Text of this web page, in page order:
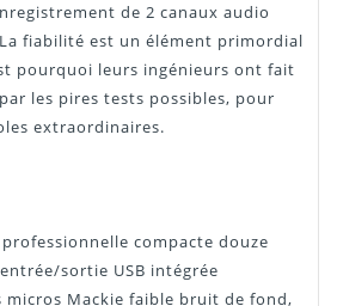
de 2 canaux audio
fiabilité est un élément primordial
pourquoi leurs ingénieurs ont fait
les pires tests possibles, pour
extraordinaires.
compacte douze
sortie USB intégrée
micros Mackie faible bruit de fond,